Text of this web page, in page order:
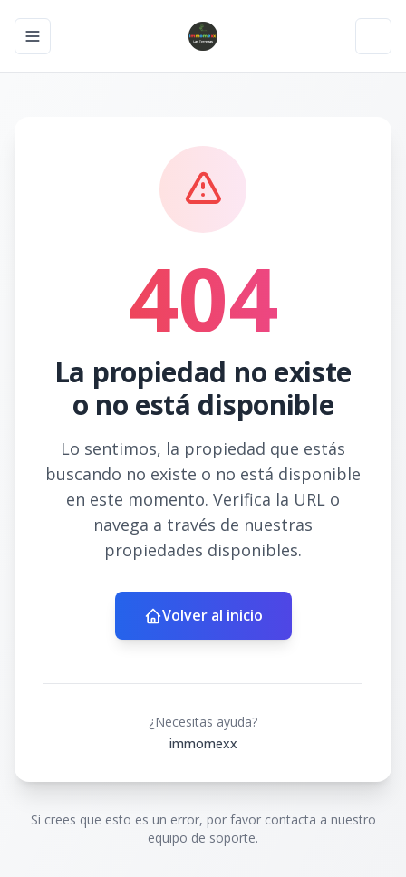
Toggle navigation menu
404
La propiedad no existe
o no está disponible
Lo sentimos, la propiedad que estás
buscando no existe o no está disponible
en este momento. Verifica la URL o
navega a través de nuestras
propiedades disponibles.
Volver al inicio
¿Necesitas ayuda?
immomexx
Si crees que esto es un error, por favor contacta a nuestro
equipo de soporte.